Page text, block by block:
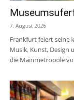
7. August 2026
Frankfurt feiert seine
Musik, Kunst, Design
die Mainmetropole